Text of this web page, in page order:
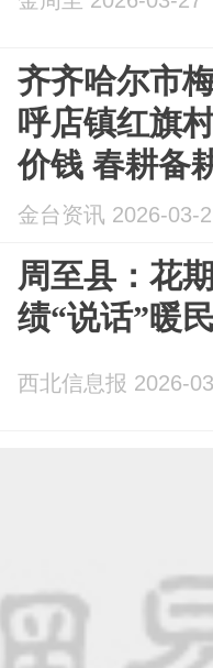
齐齐哈尔市
呼店镇红旗
价钱 春耕备
金台资讯 2026-03-
周至县：花
绩“说话”暖
西北信息报 2026-